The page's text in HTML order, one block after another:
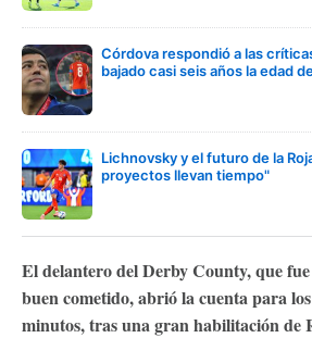
Córdova respondió a las
bajado casi seis años la edad
Lichnovsky y el futuro de la
proyectos llevan tiempo"
El delantero del Derby County, que
buen cometido, abrió la cuenta para
minutos, tras una gran habilitación de